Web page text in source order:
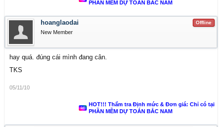
PHẦN MỀM DỰ TOÁN BẮC NAM
Offline
hoanglaodai
New Member
hay quá. đúng cái mình đang cân.
TKS
05/11/10
HOT!!! Thẩm tra Định mức & Đơn giá: Chỉ có tại
PHẦN MỀM DỰ TOÁN BẮC NAM